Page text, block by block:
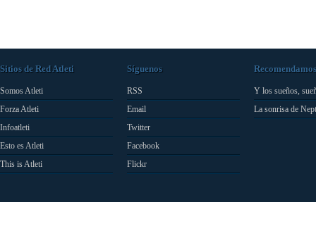
Sitios de Red Atleti
Somos Atleti
Forza Atleti
Infoatleti
Esto es Atleti
This is Atleti
Síguenos
RSS
Email
Twitter
Facebook
Flickr
Recomendamos
Y los sueños,
La sonrisa de